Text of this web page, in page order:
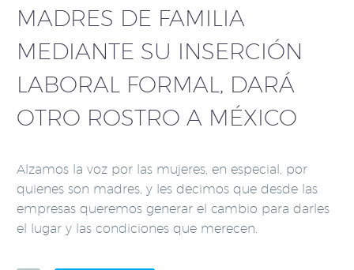
MADRES DE FAMILIA
MEDIANTE SU INSERCIÓN
LABORAL FORMAL, DARÁ
OTRO ROSTRO A MÉXICO
Alzamos la voz por las mujeres, en especial, por
quienes son madres, y les decimos que desde las
empresas queremos generar el cambio para darles
el lugar y las condiciones que merecen.